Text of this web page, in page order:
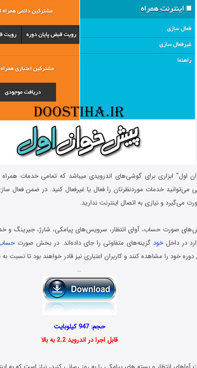
اول” ابزاری برای گوشی‌های اندرویدی میباشد که تمامی خدمات
می‌توانید خدمات موردنظرتان را فعال یا غیرفعال کنید. در ضمن فعال
می‌گیرد و نیازی به اتصال اینترنت ندارید.
صورت حساب، آوای انتظار، سرویس‌های پیامکی، شارژ، جیرینگ و
در داخلخود گزینه‌های متفاوتی را جای داده‌اند. در بخش صورت
دوره خود را مشاهده کنند و کاربران اعتباری نیز قادر خواهند بود تا نسبت
…
حجم: 947 کیلوبایت
قابل اجرا در اندروید 2.2 به بالا